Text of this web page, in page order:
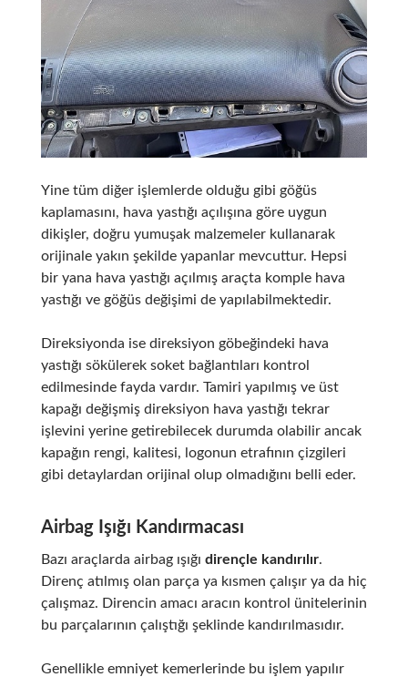
Yine tüm diğer işlemlerde olduğu gibi göğüs
kaplamasını, hava yastığı açılışına göre uygun
dikişler, doğru yumuşak malzemeler kullanarak
orijinale yakın şekilde yapanlar mevcuttur. Hepsi
bir yana hava yastığı açılmış araçta komple hava
yastığı ve göğüs değişimi de yapılabilmektedir.
Direksiyonda ise direksiyon göbeğindeki hava
yastığı sökülerek soket bağlantıları kontrol
edilmesinde fayda vardır. Tamiri yapılmış ve üst
kapağı değişmiş direksiyon hava yastığı tekrar
işlevini yerine getirebilecek durumda olabilir ancak
kapağın rengi, kalitesi, logonun etrafının çizgileri
gibi detaylardan orijinal olup olmadığını belli eder.
Airbag Işığı Kandırmacası
Bazı araçlarda airbag ışığı dirençle kandırılır.
Direnç atılmış olan parça ya kısmen çalışır ya da hiç
çalışmaz. Direncin amacı aracın kontrol ünitelerinin
bu parçalarının çalıştığı şeklinde kandırılmasıdır.
Genellikle emniyet kemerlerinde bu işlem yapılır